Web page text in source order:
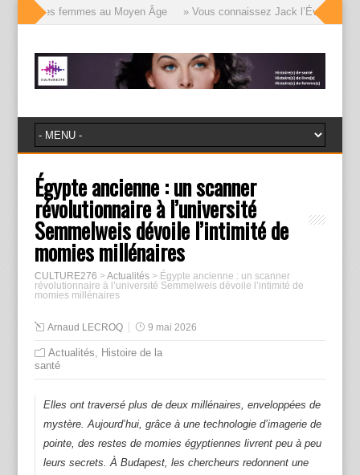
des femmes au Moyen Âge » Vous connaissez Jack l’Éventreur,
Égypte ancienne : un scanner
révolutionnaire à l’université
Semmelweis dévoile l’intimité de
momies millénaires
CULTURE276 >Actualités> Égypte ancienne : un scanner
révolutionnaire à l’université Semmelweis dévoile l’intimité de
momies millénaires
Arnaud LECROQ 9 mai 2026
Actualités, Histoire de la
santé
Elles ont traversé plus de deux millénaires, enveloppées de
mystère. Aujourd’hui, grâce à une technologie d’imagerie de
pointe, des restes de momies égyptiennes livrent peu à peu
leurs secrets. À Budapest, les chercheurs redonnent une